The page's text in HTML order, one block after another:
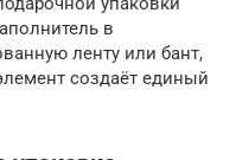
в
ленту или бант,
создаёт единый